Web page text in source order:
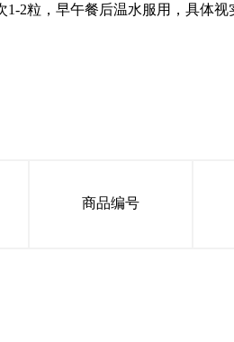
1-2粒，早午餐后温水服用，具体视
商品编号